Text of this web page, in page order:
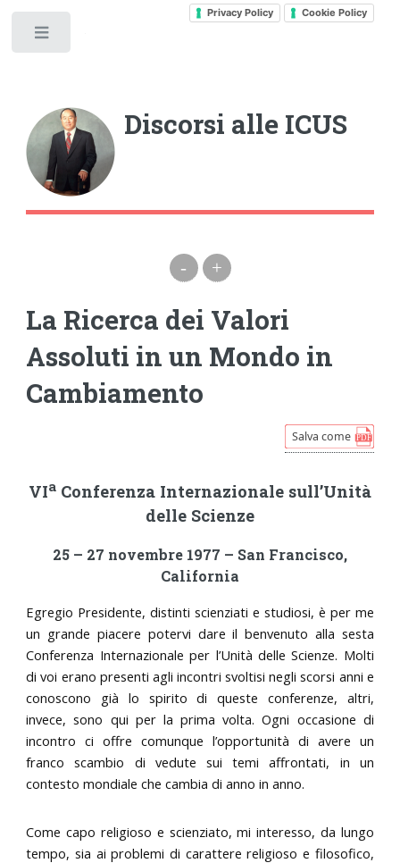
Privacy Policy Cookie Policy
Discorsi alle ICUS
- +
La Ricerca dei Valori
Assoluti in un Mondo in
Cambiamento
VIa Conferenza Internazionale sull’Unità
delle Scienze
25 – 27 novembre 1977 – San Francisco,
California
Egregio Presidente, distinti scienziati e studiosi, è per me
un grande piacere potervi dare il benvenuto alla sesta
Conferenza Internazionale per l’Unità delle Scienze. Molti
di voi erano presenti agli incontri svoltisi negli scorsi anni e
conoscono già lo spirito di queste conferenze, altri,
invece, sono qui per la prima volta. Ogni occasione di
incontro ci offre comunque l’opportunità di avere un
franco scambio di vedute sui temi affrontati, in un
contesto mondiale che cambia di anno in anno.
Come capo religioso e scienziato, mi interesso, da lungo
tempo, sia ai problemi di carattere religioso e filosofico,